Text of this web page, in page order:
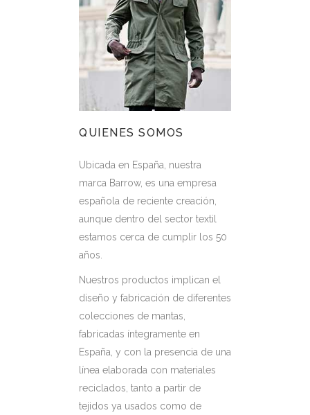
QUIENES SOMOS
Ubicada en España, nuestra
marca Barrow, es una empresa
española de reciente creación,
aunque dentro del sector textil
estamos cerca de cumplir los 50
años.
Nuestros productos implican el
diseño y fabricación de diferentes
colecciones de mantas,
fabricadas íntegramente en
España, y con la presencia de una
línea elaborada con materiales
reciclados, tanto a partir de
tejidos ya usados como de